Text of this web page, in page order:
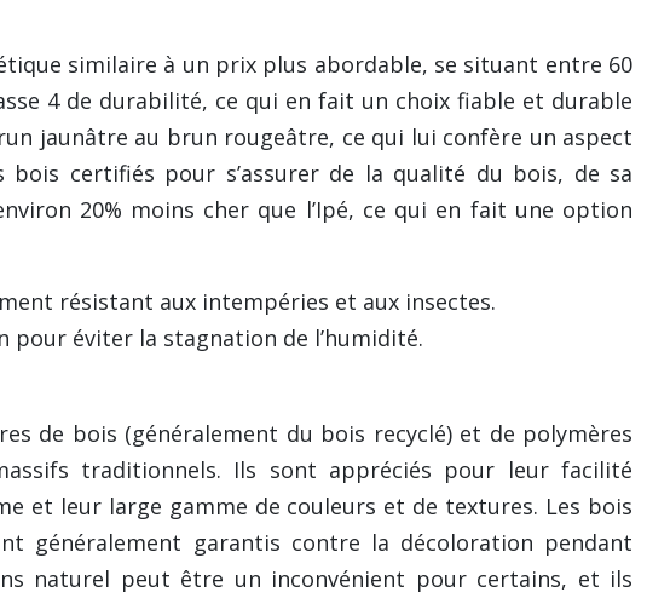
similaire à un prix plus abordable, se situant entre 60
4 de durabilité, ce qui en fait un choix fiable et durable
jaunâtre au brun rougeâtre, ce qui lui confère un aspect
certifiés pour s’assurer de la qualité du bois, de sa
20% moins cher que l’Ipé, ce qui en fait une option
résistant aux intempéries et aux insectes.
pour éviter la stagnation de l’humidité.
de bois (généralement du bois recyclé) et de polymères
traditionnels. Ils sont appréciés pour leur facilité
et leur large gamme de couleurs et de textures. Les bois
généralement garantis contre la décoloration pendant
naturel peut être un inconvénient pour certains, et ils